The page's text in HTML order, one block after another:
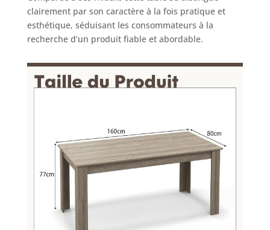
clairement par son caractère à la fois pratique et
esthétique, séduisant les consommateurs à la
recherche d’un produit fiable et abordable.